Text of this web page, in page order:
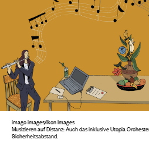
imago images/Ikon Images
Musizieren auf Distanz: Auch das inklusive Utopia
Sicherheitsabstand.